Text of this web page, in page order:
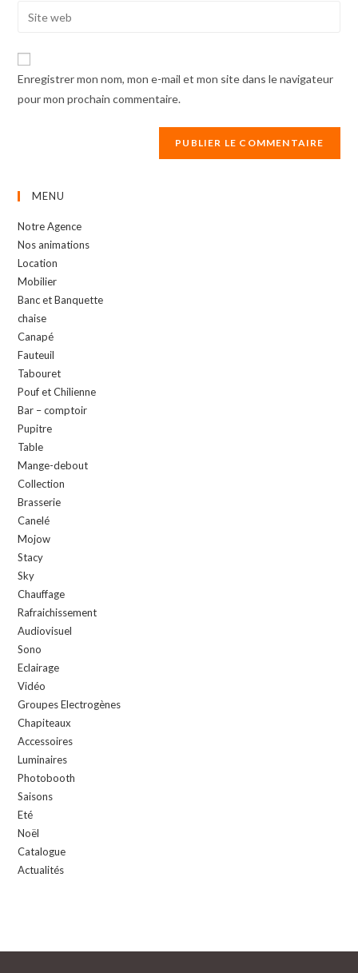
to
address
comment
website
URL
Enregistrer mon nom, mon e-mail et mon site dans le navigateur
pour mon prochain commentaire.
MENU
Notre Agence
Nos animations
Location
Mobilier
Banc et Banquette
chaise
Canapé
Fauteuil
Tabouret
Pouf et Chilienne
Bar – comptoir
Pupitre
Table
Mange-debout
Collection
Brasserie
Canelé
Mojow
Stacy
Sky
Chauffage
Rafraichissement
Audiovisuel
Sono
Eclairage
Vidéo
Groupes Electrogènes
Chapiteaux
Accessoires
Luminaires
Photobooth
Saisons
Eté
Noël
Catalogue
Actualités